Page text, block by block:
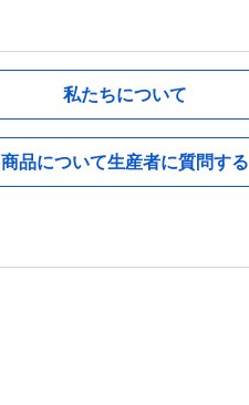
私たちについて
商品について生産者に質問する